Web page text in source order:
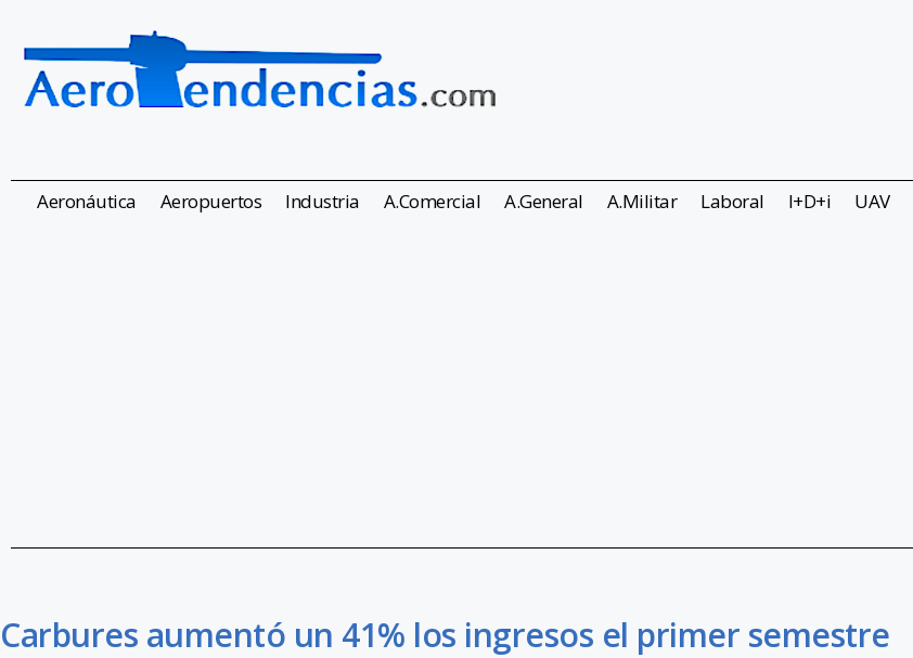
Aeronáutica Aeropuertos Industria A.Comercial A.General A.Militar Laboral I+D+i UAV
Carbures aumentó un 41% los ingresos el primer semestre